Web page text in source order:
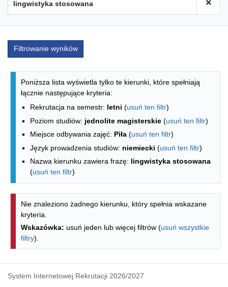
Filtrowanie wyników
Lista kierunków - spis według
Poniższa lista wyświetla tylko te kierunki, które spełniają
łącznie następujące kryteria:
Rekrutacja na semestr: letni (usuń ten filtr)
Poziom studiów: jednolite magisterskie (usuń ten filtr)
Miejsce odbywania zajęć: Piła (usuń ten filtr)
Język prowadzenia studiów: niemiecki (usuń ten filtr)
Nazwa kierunku zawiera frazę: lingwistyka stosowana
(usuń ten filtr)
Nie znaleziono żadnego kierunku, który spełnia wskazane
kryteria.
Wskazówka: usuń jeden lub więcej filtrów (usuń wszystkie
filtry).
System Internetowej Rekrutacji 2026/2027